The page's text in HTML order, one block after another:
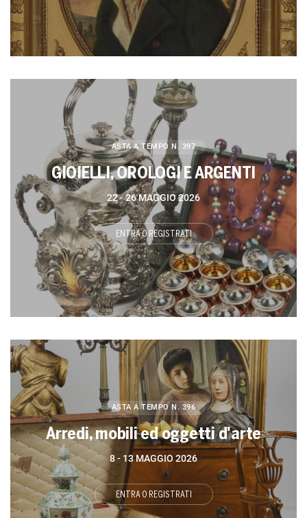
ASTA A TEMPO N. 397
GIOIELLI, OROLOGI E ARGENTI
22 -26 MAGGIO 2026
ENTRA O REGISTRATI
ASTA A TEMPO N. 396
Arredi, mobili ed oggetti d'arte
8 - 13 MAGGIO 2026
ENTRA O REGISTRATI